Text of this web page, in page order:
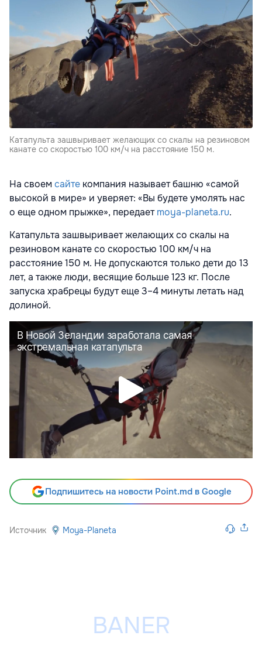
Катапульта зашвыривает желающих со скалы на резиновом
канате со скоростью 100 км/ч на расстояние 150 м.
На своемсайте компания называет башню «самой
высокой в мире» и уверяет: «Вы будете умолять нас
о еще одном прыжке», передаетmoya-planeta.ru.
Катапульта зашвыривает желающих со скалы на
резиновом канате со скоростью 100 км/ч на
расстояние 150 м. Не допускаются только дети до 13
лет, а также люди, весящие больше 123 кг. После
запуска храбрецы будут еще 3–4 минуты летать над
долиной.
Подпишитесь на новости Point.md в Google
Источник Moya-Planeta